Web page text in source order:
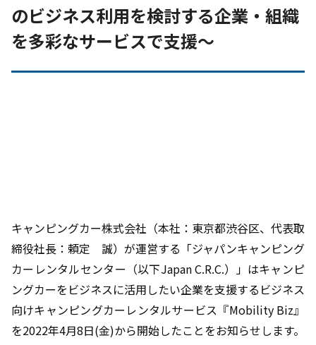
のビジネス利用を検討する企業・組織
を多彩なサービスで支援～
キャンピングカー株式会社（本社：東京都渋谷区、代表取
締役社長：頼定 誠）が運営する「ジャパンキャンピング
カーレンタルセンター（以下Japan C.R.C.）」はキャンピ
ングカーをビジネスに活用したい企業を支援するビジネス
向けキャンピングカーレンタルサービス『Mobility Biz』
を2022年4月8日(金)から開始したことをお知らせします。